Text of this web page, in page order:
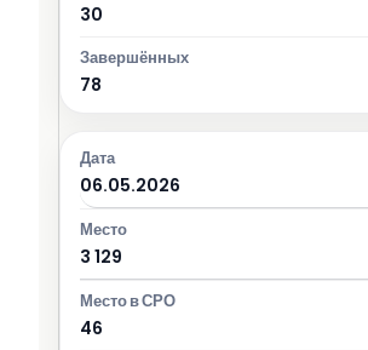
30
78
06.05.2026
3 129
46